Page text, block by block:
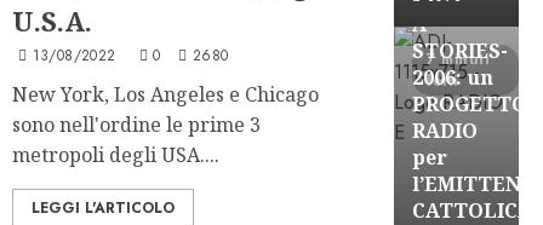
U.S.A.
13/08/2022 0 2680
New York, Los Angeles e Chicago
sono nell'ordine le prime 3
metropoli degli USA....
LEGGI L'ARTICOLO
7 minuti
letti
A-
STORIES-
2006: un
PROGETTO
RADIO
per
CATTOLICA
A-Stories